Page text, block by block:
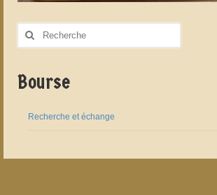
Rechercher
Bourse
Recherche et échange